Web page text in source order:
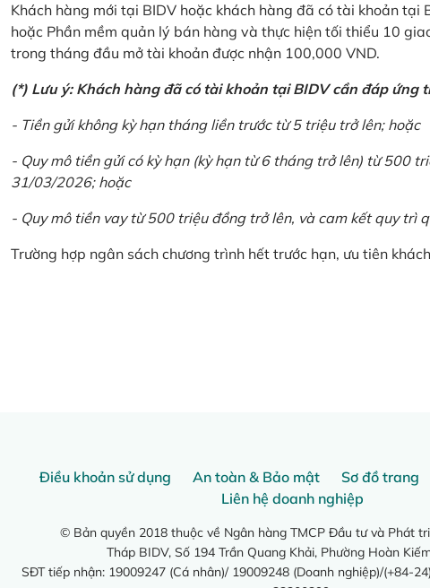
Khách hàng mới tại BIDV hoặc khách hàng đã có tài khoản
hoặc Phần mềm quản lý bán hàng và thực hiện tối thiểu 10
trong tháng đầu mở tài khoản được nhận 100,000 VND.
(*) Lưu ý: Khách hàng đã có tài khoản tại BIDV cần đáp ứng
- Tiền gửi không kỳ hạn tháng liền trước từ 5 triệu trở lên; hoặc
- Quy mô tiền gửi có kỳ hạn (kỳ hạn từ 6 tháng trở lên) từ 500
31/03/2026; hoặc
- Quy mô tiền vay từ 500 triệu đồng trở lên, và cam kết quy trì
Trường hợp ngân sách chương trình hết trước hạn, ưu tiên
Điều khoản sử dụng An toàn & Bảo mật Sơ đồ trang
Liên hệ doanh nghiệp
© Bản quyền 2018 thuộc về Ngân hàng TMCP Đầu tư và Phát
Tháp BIDV, Số 194 Trần Quang Khải, Phường Hoàn
SĐT tiếp nhận: 19009247 (Cá nhân)/ 19009248 (Doanh nghiệp)/(+84-